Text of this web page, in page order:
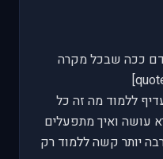
ככה שבכל מקרה
ללמוד מה זה כל
עושה ואיך מתפעלים
יותר קשה ללמוד רק